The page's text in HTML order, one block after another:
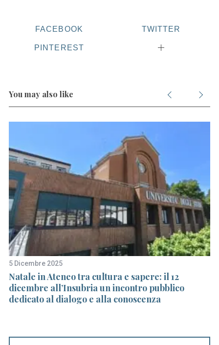
FACEBOOK TWITTER
PINTEREST
You may also like
5 Dicembre 2025
Natale in Ateneo tra cultura e sapere: il 12
dicembre all’Insubria un incontro pubblico
dedicato al dialogo e alla conoscenza